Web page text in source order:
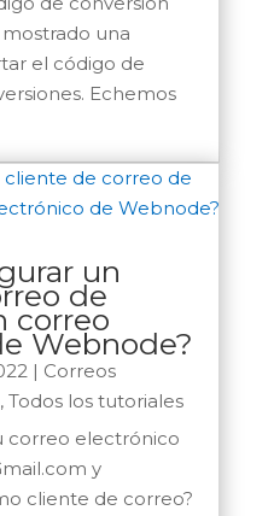
una
el código de
Echemos
un
de
correo
Webnode?
| Correos
, Todos los tutoriales
correo electrónico
y
cliente de correo?